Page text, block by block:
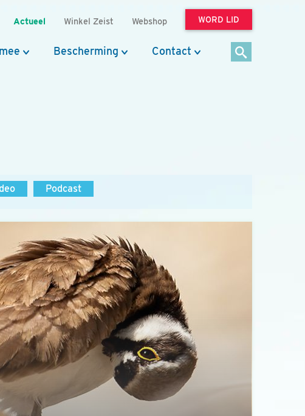
Actueel Winkel Zeist Webshop WORD LID
Bescherming Contact
Podcast